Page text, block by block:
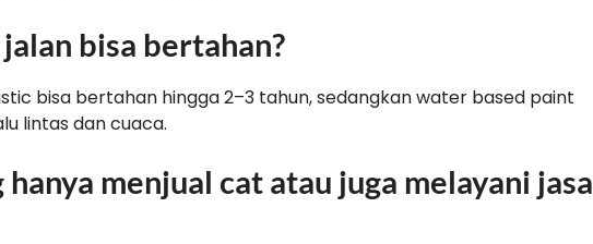
bisa bertahan?
bisa bertahan hingga 2–3 tahun, sedangkan water based paint
lintas dan cuaca.
menjual cat atau juga melayani jasa